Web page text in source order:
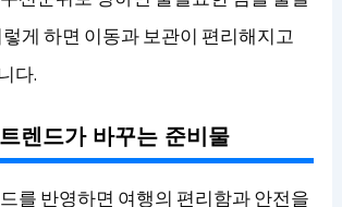
게 하면 이동과 보관이 편리해지고
다.
렌드가 바꾸는 준비물
를 반영하면 여행의 편리함과 안전을